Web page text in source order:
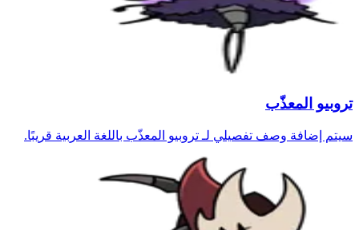
تروبيو المعذّب
سيتم إضافة وصف تفصيلي لـ تروبيو المعذّب باللغة العربية قريبًا.